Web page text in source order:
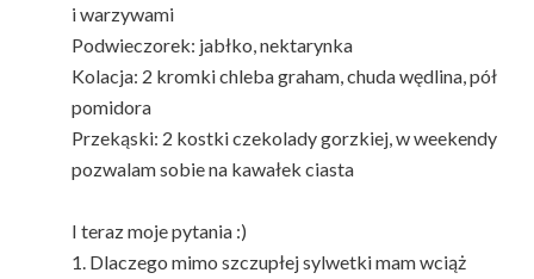
i warzywami
Podwieczorek: jabłko, nektarynka
Kolacja: 2 kromki chleba graham, chuda wędlina, pół
pomidora
Przekąski: 2 kostki czekolady gorzkiej, w weekendy
pozwalam sobie na kawałek ciasta
I teraz moje pytania :)
1. Dlaczego mimo szczupłej sylwetki mam wciąż